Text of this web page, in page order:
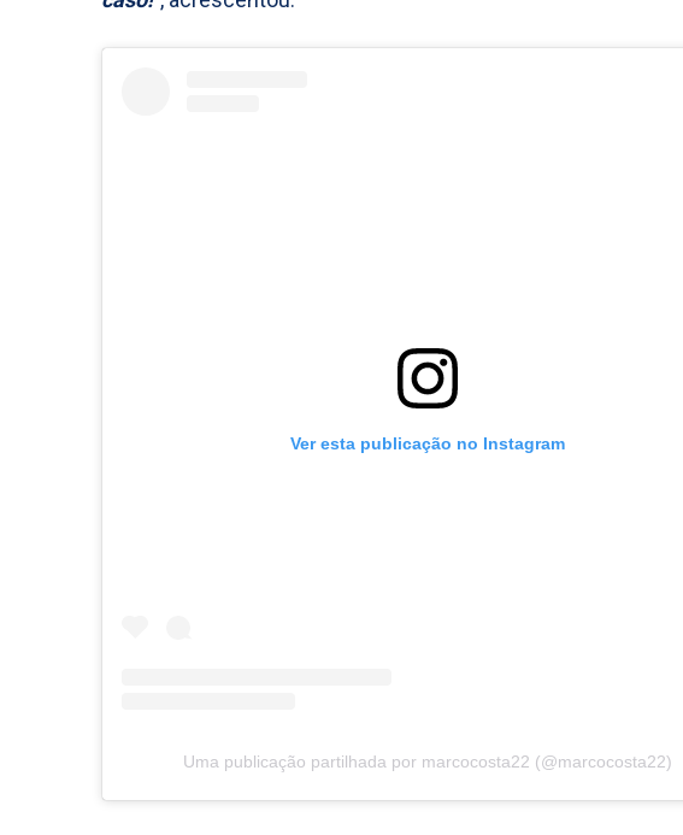
Ver esta publicação no Instagram
Uma publicação partilhada por marcocosta22 (@marcocosta22)